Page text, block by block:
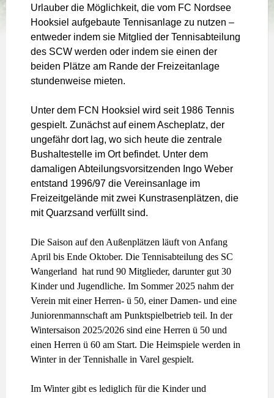
Urlauber die Möglichkeit, die vom FC Nordsee
Hooksiel aufgebaute Tennisanlage zu nutzen –
entweder indem sie Mitglied der Tennisabteilung
des SCW werden oder indem sie einen der
beiden Plätze am Rande der Freizeitanlage
stundenweise mieten.
Unter dem FCN Hooksiel wird seit 1986 Tennis
gespielt. Zunächst auf einem Ascheplatz, der
ungefähr dort lag, wo sich heute die zentrale
Bushaltestelle im Ort befindet. Unter dem
damaligen Abteilungsvorsitzenden Ingo Weber
entstand 1996/97 die Vereinsanlage im
Freizeitgelände mit zwei Kunstrasenplätzen, die
mit Quarzsand verfüllt sind.
Die Saison auf den Außenplätzen läuft von Anfang
April bis Ende Oktober. Die Tennisabteilung des SC
Wangerland hat rund 90 Mitglieder, darunter gut 30
Kinder und Jugendliche. Im Sommer 2025 nahm der
Verein mit einer Herren- ü 50, einer Damen- und eine
Juniorenmannschaft am Punktspielbetrieb teil. In der
Wintersaison 2025/2026 sind eine Herren ü 50 und
einen Herren ü 60 am Start. Die Heimspiele werden in
Winter in der Tennishalle in Varel gespielt.
Im Winter gibt es lediglich für die Kinder und